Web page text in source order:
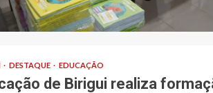
DESTAQUE EDUCAÇÃO
de Birigui realiza